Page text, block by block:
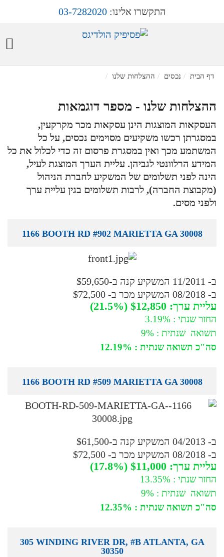
התקשרו אלינו:03-7282020
דף הבית נכסים ההצלחות שלנו
ההצלחות שלנו - מספר דוגמאות
העסקאות המוצגות הינן עסקאות מכר מקרקעין,
במסגרתן רכשו משקיעים מסוימים נכסים, על כל
המשתמע מכך ואין במסגרת פרסום זה כדי לכלול את כל
המידע הרלוונטי לגביהן. עליית הערך המוצגת לעיל,
הינה לפני תשלומים של המשקיע לחברת הניהול
(מקבוצת החברה), לרבות תשלומים בגין עליית ערך
ולפני מסים.
1166 BOOTH RD #902 MARIETTA GA 30008
ב- 11/2011 המשקיע קנה ב-$59,650
ב- 08/2018 המשקיע מכר ב- $72,500
עליית ערך: $12,850 (21.5%)
החזר שנתי : 3.19%
תשואה שנתית : 9%
סה"כ תשואה שנתית : 12.19%
1166 BOOTH RD #509 MARIETTA GA 30008
ב- 04/2013 המשקיע קנה ב-$61,500
ב- 08/2018 המשקיע מכר ב- $72,500
עליית ערך: $11,000 (17.8%)
החזר שנתי : 13.35%
תשואה שנתית : 9%
סה"כ תשואה שנתית : 12.35%
305 WINDING RIVER DR, #B ATLANTA, GA
30350